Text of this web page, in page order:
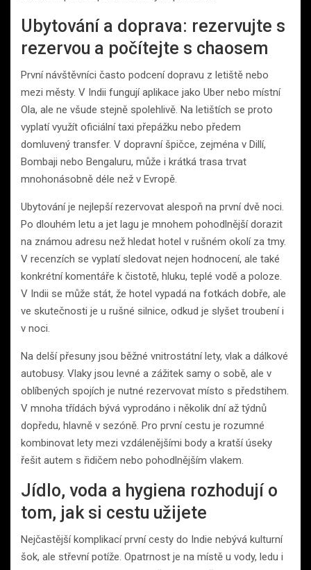
Ubytování a doprava: rezervujte s
rezervou a počítejte s chaosem
První návštěvníci často podcení dopravu z letiště nebo
mezi městy. V Indii fungují aplikace jako Uber nebo místní
Ola, ale ne všude stejně spolehlivě. Na letištích se proto
vyplatí využít oficiální taxi přepážku nebo předem
domluvený transfer. V dopravní špičce, zejména v Dillí,
Bombaji nebo Bengaluru, může i krátká trasa trvat
mnohonásobně déle než v Evropě.
Ubytování je nejlepší rezervovat alespoň na první dvě noci.
Po dlouhém letu a jet lagu je mnohem pohodlnější dorazit
na známou adresu než hledat hotel v rušném okolí za tmy.
V recenzích se vyplatí sledovat nejen hodnocení, ale také
konkrétní komentáře k čistotě, hluku, teplé vodě a poloze.
V Indii se může stát, že hotel vypadá na fotkách dobře, ale
ve skutečnosti je u rušné silnice, odkud je slyšet troubení i
v noci.
Na delší přesuny jsou běžné vnitrostátní lety, vlak a dálkové
autobusy. Vlaky jsou levné a zážitek samy o sobě, ale v
oblíbených spojích je nutné rezervovat místo s předstihem.
V mnoha třídách bývá vyprodáno i několik dní až týdnů
dopředu, hlavně v sezóně. Pro první cestu je rozumné
kombinovat lety mezi vzdálenějšími body a kratší úseky
řešit autem s řidičem nebo pohodlnějším vlakem.
Jídlo, voda a hygiena rozhodují o
tom, jak si cestu užijete
Nejčastější komplikací první cesty do Indie nebývá kulturní
šok, ale střevní potíže. Opatrnost je na místě u vody, ledu i